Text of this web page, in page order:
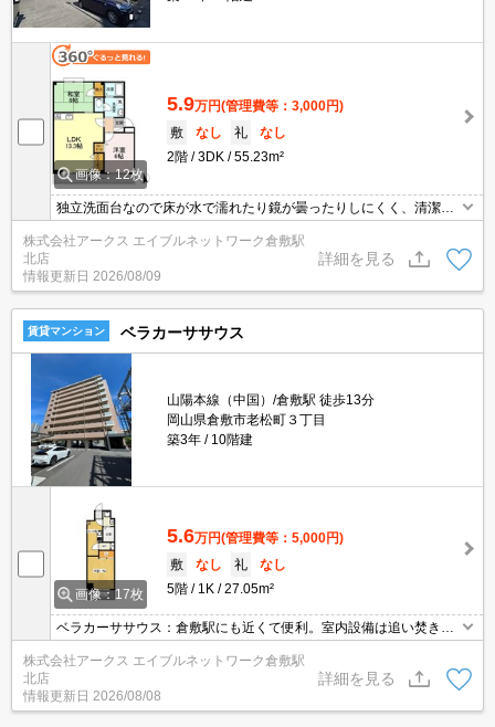
画像：12枚
5.9万円(管理費等：3,000円)
敷
なし 礼
なし
2階
3DK 55.23m²
独立洗面台なので床が水で濡れたり鏡が曇ったりしにくく、清潔な
用して訪問者の顔を確認することができます。収納はシューズボッ
クス・クロゼットなどが備え付けられているので、衣類や日用品の
収納に重宝します。3DKの広さのお部屋をご用意しております。
株式会社アークス エイブルネットワーク倉敷駅
北店
情報更新日 2026/08/09
詳細を見る
賃貸マンション ベラカーササウス
山陽本線（中国）/倉敷駅 徒歩13分
岡山県倉敷市老松町３丁目
築3年
10階建
画像：17枚
5.6万円(管理費等：5,000円)
敷
なし 礼
なし
5階
1K 27.05m²
ベラカーササウス：倉敷駅にも近くて便利。室内設備は追い焚き・
す。セキュリティ面は、オートロック・TVインターホンなど充実し
ているので、防犯対策もばっちりです。利便性の高い設備として注
目されているのが敷地内ごみ置き場です。
株式会社アークス エイブルネットワーク倉敷駅
北店
情報更新日 2026/08/08
詳細を見る